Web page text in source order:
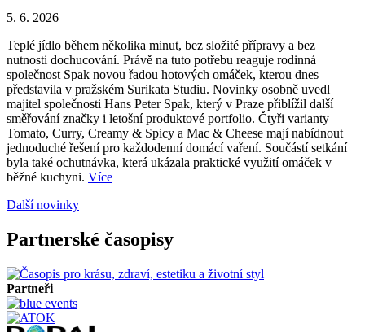
5. 6. 2026
Teplé jídlo během několika minut, bez složité přípravy a bez
nutnosti dochucování. Právě na tuto potřebu reaguje rodinná
společnost Spak novou řadou hotových omáček, kterou dnes
představila v pražském Surikata Studiu. Novinky osobně uvedl
majitel společnosti Hans Peter Spak, který v Praze přiblížil další
směřování značky i letošní produktové portfolio. Čtyři varianty
Tomato, Curry, Creamy & Spicy a Mac & Cheese mají nabídnout
jednoduché řešení pro každodenní domácí vaření. Součástí setkání
byla také ochutnávka, která ukázala praktické využití omáček v
běžné kuchyni. Více
Další novinky
Partnerské časopisy
Partneři